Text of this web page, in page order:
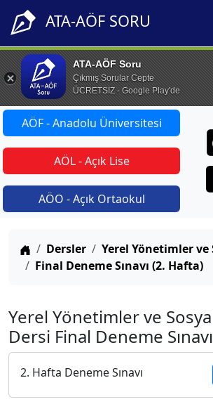
ATA-AÖF SORU
ATA-AÖF Soru
Çıkmış Sorular Cepte
ÜCRETSİZ - Google Play'de
AÖF - Anadolu Üniversitesi
AÖL - Açık Lise
AÖO - Açık Ortaokul
Anasayfa
Dersler
Yerel Yönetimler ve
Final Deneme Sınavı (2. Hafta)
Yerel Yönetimler ve
Dersi Final Deneme
2. Hafta Deneme Sınavı